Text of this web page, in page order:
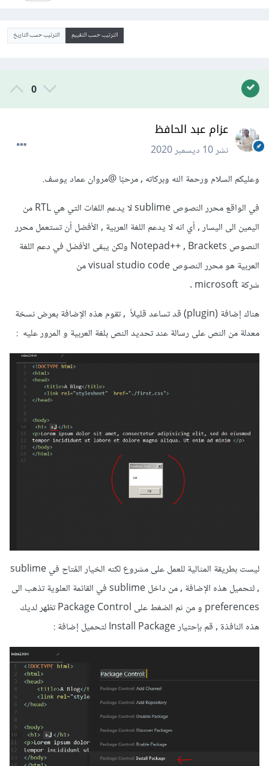
الترتيب حسب التقييم الترتيب حسب التاريخ
0
عزام عبد الحافظ
نشر10 ديسمبر 2020
وعليكم السلام ورحمة الله وبركاته , مرحبًا@مروان عماد يوسف.
في الواقع محرر النصوص sublime لا يدعم اللغات التي هي RTL من
اليمين الى اليسار , أي انه لا يدعم اللغة العربية , الأفضل أن تستعمل محرر
النصوص Notepad++ , Brackets ولكن يبقى الأفضل في دعم اللغة
العربية هو محرر النصوص visual studio code من
شركة microsoft .
هناك إضافة (plugin) قد تساعد قليلاً , تقوم هذه الإضافة بعرض نسخة
معدلة من النص على رسالة عند تحديد النص بلغة العربية و المرور عليه :
ليست بطريقة المثالية للعمل على مشروع لكنه الخيار المُتاح في sublime
, لتحميل هذه الإضافة , من داخل sublime في القائمة العلوية تذهب الى
preferences و من ثم الضغط على Package Control تظهر لديك
هذه النافذة , قم بإحتيار Install Package لتحميل إضافة :